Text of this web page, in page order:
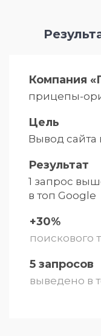
Компания
прицепы-
Цель
Вывод сайта
Результат
1 запрос
в топ Google
+30%
поискового
5 запросов
выведено в